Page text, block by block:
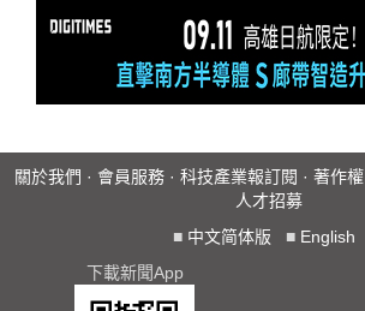
關於我們 · 會員服務 · 科技產業報訂閱 · 著作權
人才招募
■ 中文简体版 ■ English
下載新聞App